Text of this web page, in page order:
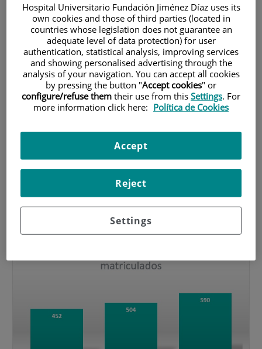
Admisión
Hospital Universitario Fundación Jiménez Díaz uses its
own cookies and those of third parties (located in
countries whose legislation does not guarantee an
adequate level of data protection) for user
authentication, statistical analysis, improving services
and showing personalised advertising through the
analysis of your navigation. You can accept all cookies
by pressing the button "Accept cookies" or
configure/refuse them their use from this Settings. For
more information click here: Política de Cookies
Settings
Reject
Accept